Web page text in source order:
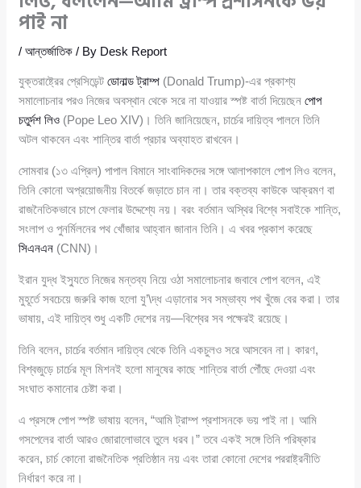
পাই না
/আন্তর্জাতিক / By Desk Report
যুক্তরাষ্ট্রের প্রেসিডেন্টডোনাল্ড ট্রাম্প (Donald Trump)-এর প্রকাশ্য
সমালোচনার পরও নিজের অবস্থান থেকে সরে না যাওয়ার স্পষ্ট বার্তা দিয়েছেনপোপ
চতুর্দশ লিও (Pope Leo XIV)। তিনি জানিয়েছেন, চার্চের দায়িত্ব পালনে তিনি
অটল থাকবেন এবং শান্তির বার্তা প্রচার অব্যাহত রাখবেন।
সোমবার (১৩ এপ্রিল) পাপাল বিমানে সাংবাদিকদের সঙ্গে আলাপকালে পোপ লিও বলেন,
তিনি কোনো অপ্রয়োজনীয় বিতর্কে জড়াতে চান না। তার বক্তব্য কাউকে আক্রমণ বা
রাজনৈতিকভাবে চাপে ফেলার উদ্দেশ্যে নয়। বরং বর্তমান অস্থির বিশ্বে সবাইকে শান্তি,
সংলাপ ও পুনর্মিলনের পথ খোঁজার আহ্বান জানান তিনি। এ খবর প্রকাশ করেছে
সিএনএন (CNN)।
ইরান যুদ্ধ ইস্যুতে নিজের মন্তব্য নিয়ে ওঠা সমালোচনার জবাবে পোপ বলেন, এই
মুহূর্তে সবচেয়ে জরুরি কাজ হলো যু’\দ্ধ এড়ানোর সব সম্ভাব্য পথ খুঁজে বের করা। তার
ভাষায়, এই দায়িত্ব শুধু একটি দেশের নয়—বিশ্বের সব পক্ষেরই রয়েছে।
তিনি বলেন, চার্চের বর্তমান দায়িত্ব থেকে তিনি একচুলও সরে আসবেন না। কারণ,
বিশ্বজুড়ে চার্চের মূল মিশনই হলো মানুষের কাছে শান্তির বার্তা পৌঁছে দেওয়া এবং
সংঘাত কমানোর চেষ্টা করা।
এ প্রসঙ্গে পোপ স্পষ্ট ভাষায় বলেন, “আমি ট্রাম্প প্রশাসনকে ভয় পাই না। আমি
গসপেলের বার্তা আরও জোরালোভাবে তুলে ধরব।” তবে একই সঙ্গে তিনি পরিষ্কার
করেন, চার্চ কোনো রাজনৈতিক প্রতিষ্ঠান নয় এবং তারা কোনো দেশের পররাষ্ট্রনীতি
নির্ধারণ করে না।